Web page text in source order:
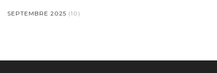
SEPTEMBRE 2025 (10)